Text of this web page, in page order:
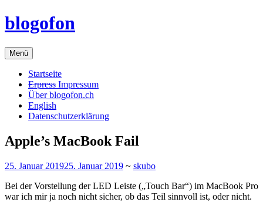
Zum
Inhalt
blogofon
Menü
Startseite
Erpress Impressum
Über blogofon.ch
English
Datenschutzerklärung
Apple’s MacBook Fail
25. Januar 201925. Januar 2019 ~ skubo
Bei der Vorstellung der LED Leiste („Touch Bar“) im MacBook Pro
war ich mir ja noch nicht sicher, ob das Teil sinnvoll ist, oder nicht.